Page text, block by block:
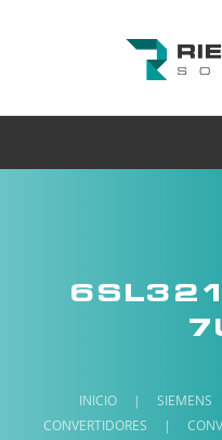
INICIO | SIEMENS
CONVERTIDORES
|